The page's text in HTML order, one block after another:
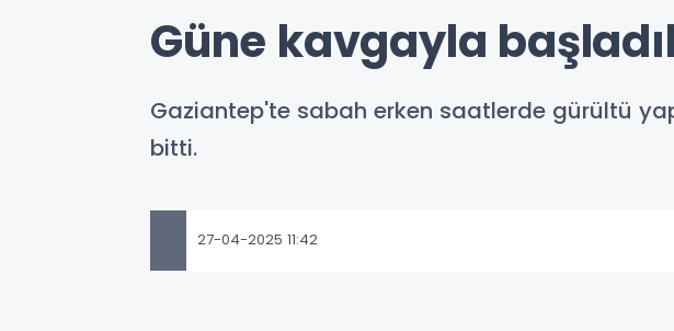
Güne kavgayla
Gaziantep'te sabah erken saatlerde gürültü
bitti.
27-04-2025 11:42